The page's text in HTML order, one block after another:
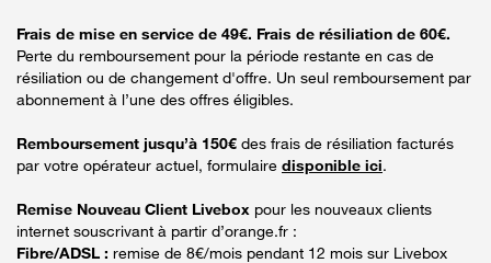
Frais de mise en service de 49€. Frais de résiliation de 60€.
Perte du remboursement pour la période restante en cas de
résiliation ou de changement d'offre. Un seul remboursement par
abonnement à l’une des offres éligibles.
Remboursement jusqu’à 150€ des frais de résiliation facturés
par votre opérateur actuel, formulaire disponible ici.
Remise Nouveau Client Livebox pour les nouveaux clients
internet souscrivant à partir d’orange.fr :
Fibre/ADSL : remise de 8€/mois pendant 12 mois sur Livebox